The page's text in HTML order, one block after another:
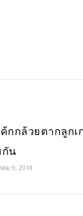
กกล้วยตากลูกเ
น
ม 9, 2018